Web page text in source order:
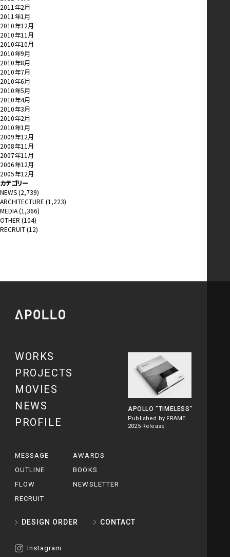
2011年2月
2011年1月
2010年12月
2010年11月
2010年10月
2010年9月
2010年8月
2010年7月
2010年6月
2010年5月
2010年4月
2010年3月
2010年2月
2010年1月
2009年12月
2008年11月
2007年11月
2006年12月
2005年12月
カテゴリー
NEWS(2,739)
ARCHITECTURE (1,223)
MEDIA(1,366)
OTHER (104)
RECRUIT(12)
WORKS
PROJECTS
MOVIES
NEWS
PROFILE
APOLLO”TIMELESS”
Published by FRAME
2025 Release
MESSAGE
AWARDS
OUTLINE
BOOKS
FLOW
NEWSLETTER
RECRUIT
DESIGN ORDER CONTACT
Instagram